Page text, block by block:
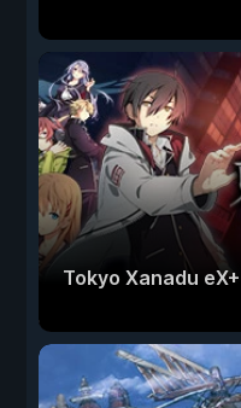
Tokyo Xanadu eX+